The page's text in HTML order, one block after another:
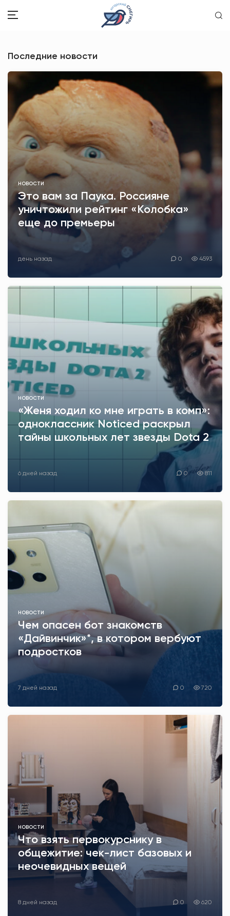
ЗДОРОВЬЕ
ОБЩЕСТВО
ОБРАЗОВАНИЕ
ПСИХОЛОГИЯ
КУЛЬТУРА
СПОРТ
ВОПРОС-ОТВЕТ
ЭТО У НАС СЕМЕЙНОЕ
АНТИТЕРРОР
Вход / Регистрация
Последние новости
НОВОСТИ
Это вам за Паука. Россияне
уничтожили рейтинг «Колобка»
еще до премьеры
день назад 0 4593
НОВОСТИ
«Женя ходил ко мне играть в комп»:
одноклассник Noticed раскрыл
тайны школьных лет звезды Dota 2
6 дней назад 0 811
НОВОСТИ
Чем опасен бот знакомств
«Дайвинчик»*, в котором вербуют
подростков
7 дней назад 0 720
НОВОСТИ
Что взять первокурснику в
общежитие: чек-лист базовых и
неочевидных вещей
8 дней назад 0 620